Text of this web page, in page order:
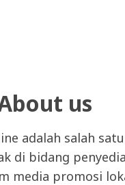
us
adalah salah
di bidang penyedia
media promosi